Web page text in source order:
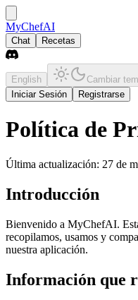
MyChefAI
Chat Recetas
English
Cambiar
Iniciar Sesión
Registrarse
Política de
Última actualización: 27 de
Introducción
Bienvenido a MyChefAI.
recopilamos, usamos y
nuestra aplicación.
Información que